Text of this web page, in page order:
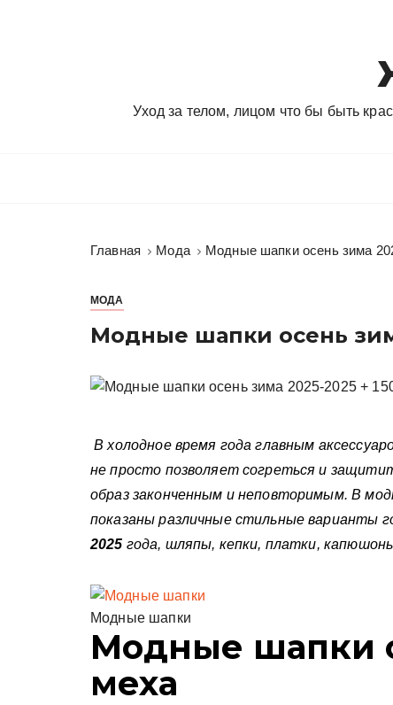
Уход за телом, лицом что бы быть
Главная Мода Модные шапки осень зима
МОДА
Модные шапки осень
В холодное время года главным
не просто позволяет согреться и
образ законченным и неповторимым. В
показаны различные стильные варианты
2025 года, шляпы, кепки, платки,
Модные шапки
Модные шапки
меха